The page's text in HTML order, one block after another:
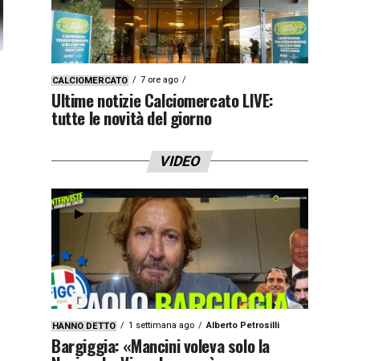
CALCIOMERCATO 7 ore ago
Ultime notizie Calciomercato LIVE:
tutte le novità del giorno
VIDEO
HANNO DETTO 1 settimana ago Alberto Petrosilli
Bargiggia: «Mancini voleva solo la